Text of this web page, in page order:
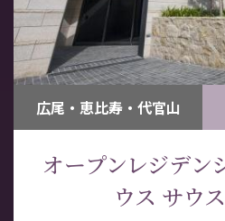
広尾・恵比寿・代官山
オープンレジデン
ウス サウ